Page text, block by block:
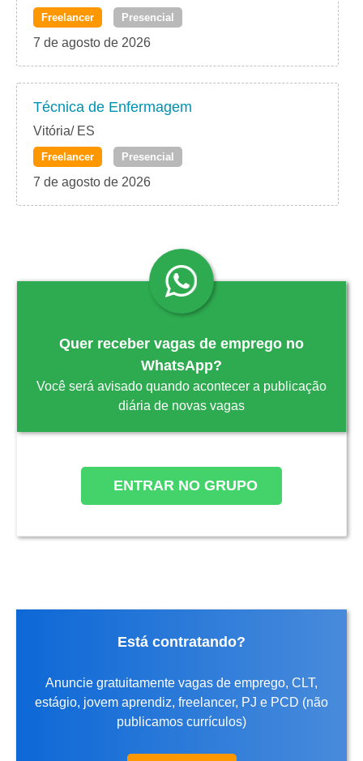
Freelancer Presencial
7 de agosto de 2026
Técnica de Enfermagem
Vitória/ ES
Freelancer Presencial
7 de agosto de 2026
Quer receber vagas de emprego no
WhatsApp?
Você será avisado quando acontecer a publicação
diária de novas vagas
ENTRAR NO GRUPO
Está contratando?
Anuncie gratuitamente vagas de emprego, CLT,
estágio, jovem aprendiz, freelancer, PJ e PCD (não
publicamos currículos)